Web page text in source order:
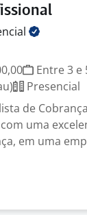
Entre 3 e
Presencial
de
uma
em uma